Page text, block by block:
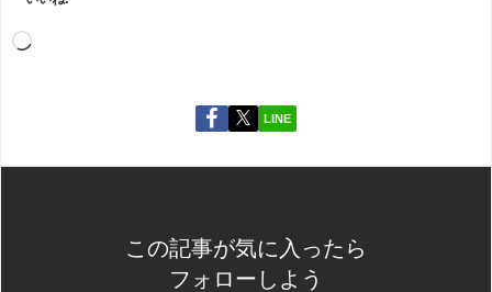
LINE
この記事が気に入ったら
フォローしよう